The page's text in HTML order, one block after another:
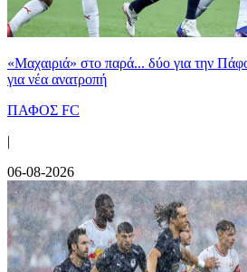
«Μαχαιριά» στο παρά... δύο για την
για νέα ανατροπή
ΠΑΦΟΣ FC
|
06-08-2026